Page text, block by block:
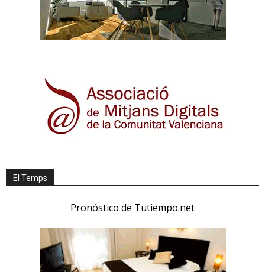
El Temps
Pronóstico de Tutiempo.net